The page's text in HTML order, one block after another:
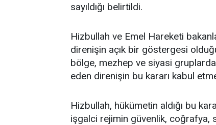
sayıldığı belirtildi.
Hizbullah ve Emel Hareketi
direnişin açık bir göstergesi
bölge, mezhep ve siyasi
eden direnişin bu kararı kabul
Hizbullah, hükümetin aldığı bu
işgalci rejimin güvenlik, coğrafya,